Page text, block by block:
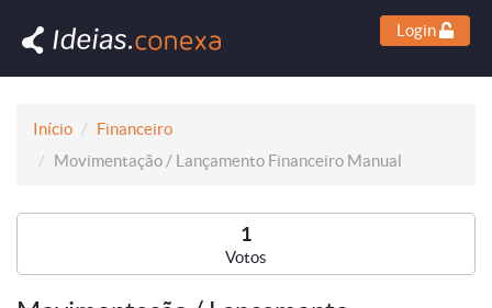
Login
Início
Financeiro
Movimentação / Lançamento Financeiro Manual
1
Votos